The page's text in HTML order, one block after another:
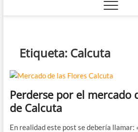
Etiqueta: Calcuta
Perderse por el mercado
de Calcuta
En realidad este post se debería llamar: